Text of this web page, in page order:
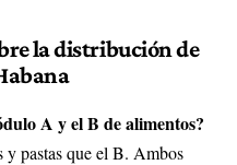
la distribución de
A y el B de alimentos?
pastas que el B. Ambos